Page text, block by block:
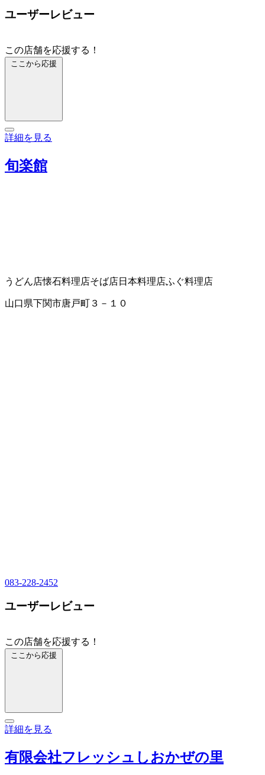
ユーザーレビュー
この店舗を応援する！
ここから応援
詳細を見る
旬楽館
うどん店懐石料理店そば店日本料理店ふぐ料理店
山口県下関市唐戸町３－１０
083-228-2452
ユーザーレビュー
この店舗を応援する！
ここから応援
詳細を見る
有限会社フレッシュしおかぜの里